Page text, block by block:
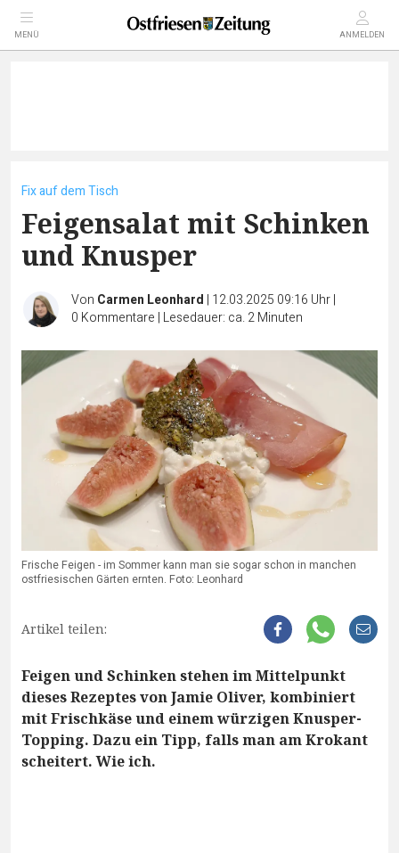
MENÜ ANMELDEN
Fix auf dem Tisch
Feigensalat mit Schinken
und Knusper
Von Carmen Leonhard | 12.03.2025 09:16 Uhr|
0 Kommentare | Lesedauer: ca. 2 Minuten
Frische Feigen - im Sommer kann man sie sogar schon in manchen
ostfriesischen Gärten ernten. Foto: Leonhard
Artikel teilen:
Feigen und Schinken stehen im Mittelpunkt
dieses Rezeptes von Jamie Oliver, kombiniert
mit Frischkäse und einem würzigen Knusper-
Topping. Dazu ein Tipp, falls man am Krokant
scheitert. Wie ich.